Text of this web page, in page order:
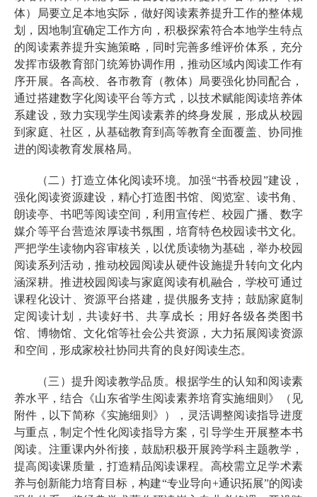
体）局要立足本地实际，做好阅读素养提升工作的整体规
划，因地制宜确定工作方向，积极探索符合本地学生特点
的阅读素养提升实施策略，同时完善多维评价体系，充分
发挥市级教育部门统筹协调作用，推动区域内阅读工作有
序开展。各高校、各市教育（教体）局要强化协同配合，
通过搭建数字化阅读平台等方式，以技术赋能阅读培养体
系建设，致力实现学生阅读素养的终身发展，形成从校园
到家庭、社区，从基础教育到高等教育全面覆盖、协同推
进的阅读教育发展格局。
（二）打造立体化阅读环境。加强“书香校园”建设，
强化阅读资源建设，精心打造图书馆、阅览室、读书角、
朗读亭、书吧等阅读空间，利用宣传栏、校园广播、数字
媒介等平台营造浓厚读书氛围，培育特色校园读书文化。
严把学生读物内容审核关，以优质读物为基础，举办校园
阅读系列活动，推动校园阅读从硬件设施提升转向文化内
涵深耕。推进校园阅读与家庭阅读有机融合，学校可通过
课程化设计、资源平台搭建，提供服务支持；鼓励家庭制
定阅读计划，共读好书、共享成长；用好各级各类图书
馆、博物馆、文化馆等社会公共资源，大力拓展阅读资源
和空间，形成家校社协同共育的良好阅读生态。
（三）提升阅读教学品质。根据学生的认知和阅读素
养水平，结合《山东省学生阅读素养培育实施细则》（见
附件，以下简称《实施细则》），灵活调整阅读指导进度
与重点，制定个性化阅读指导方案，引导学生开展整本书
阅读。注重课内外衔接，鼓励积极开展跨学科主题教学，
提高阅读课质量，打造精品阅读课程。高校需立足学术素
养与创新能力培育目标，构建“专业导向+通识拓展”的阅读